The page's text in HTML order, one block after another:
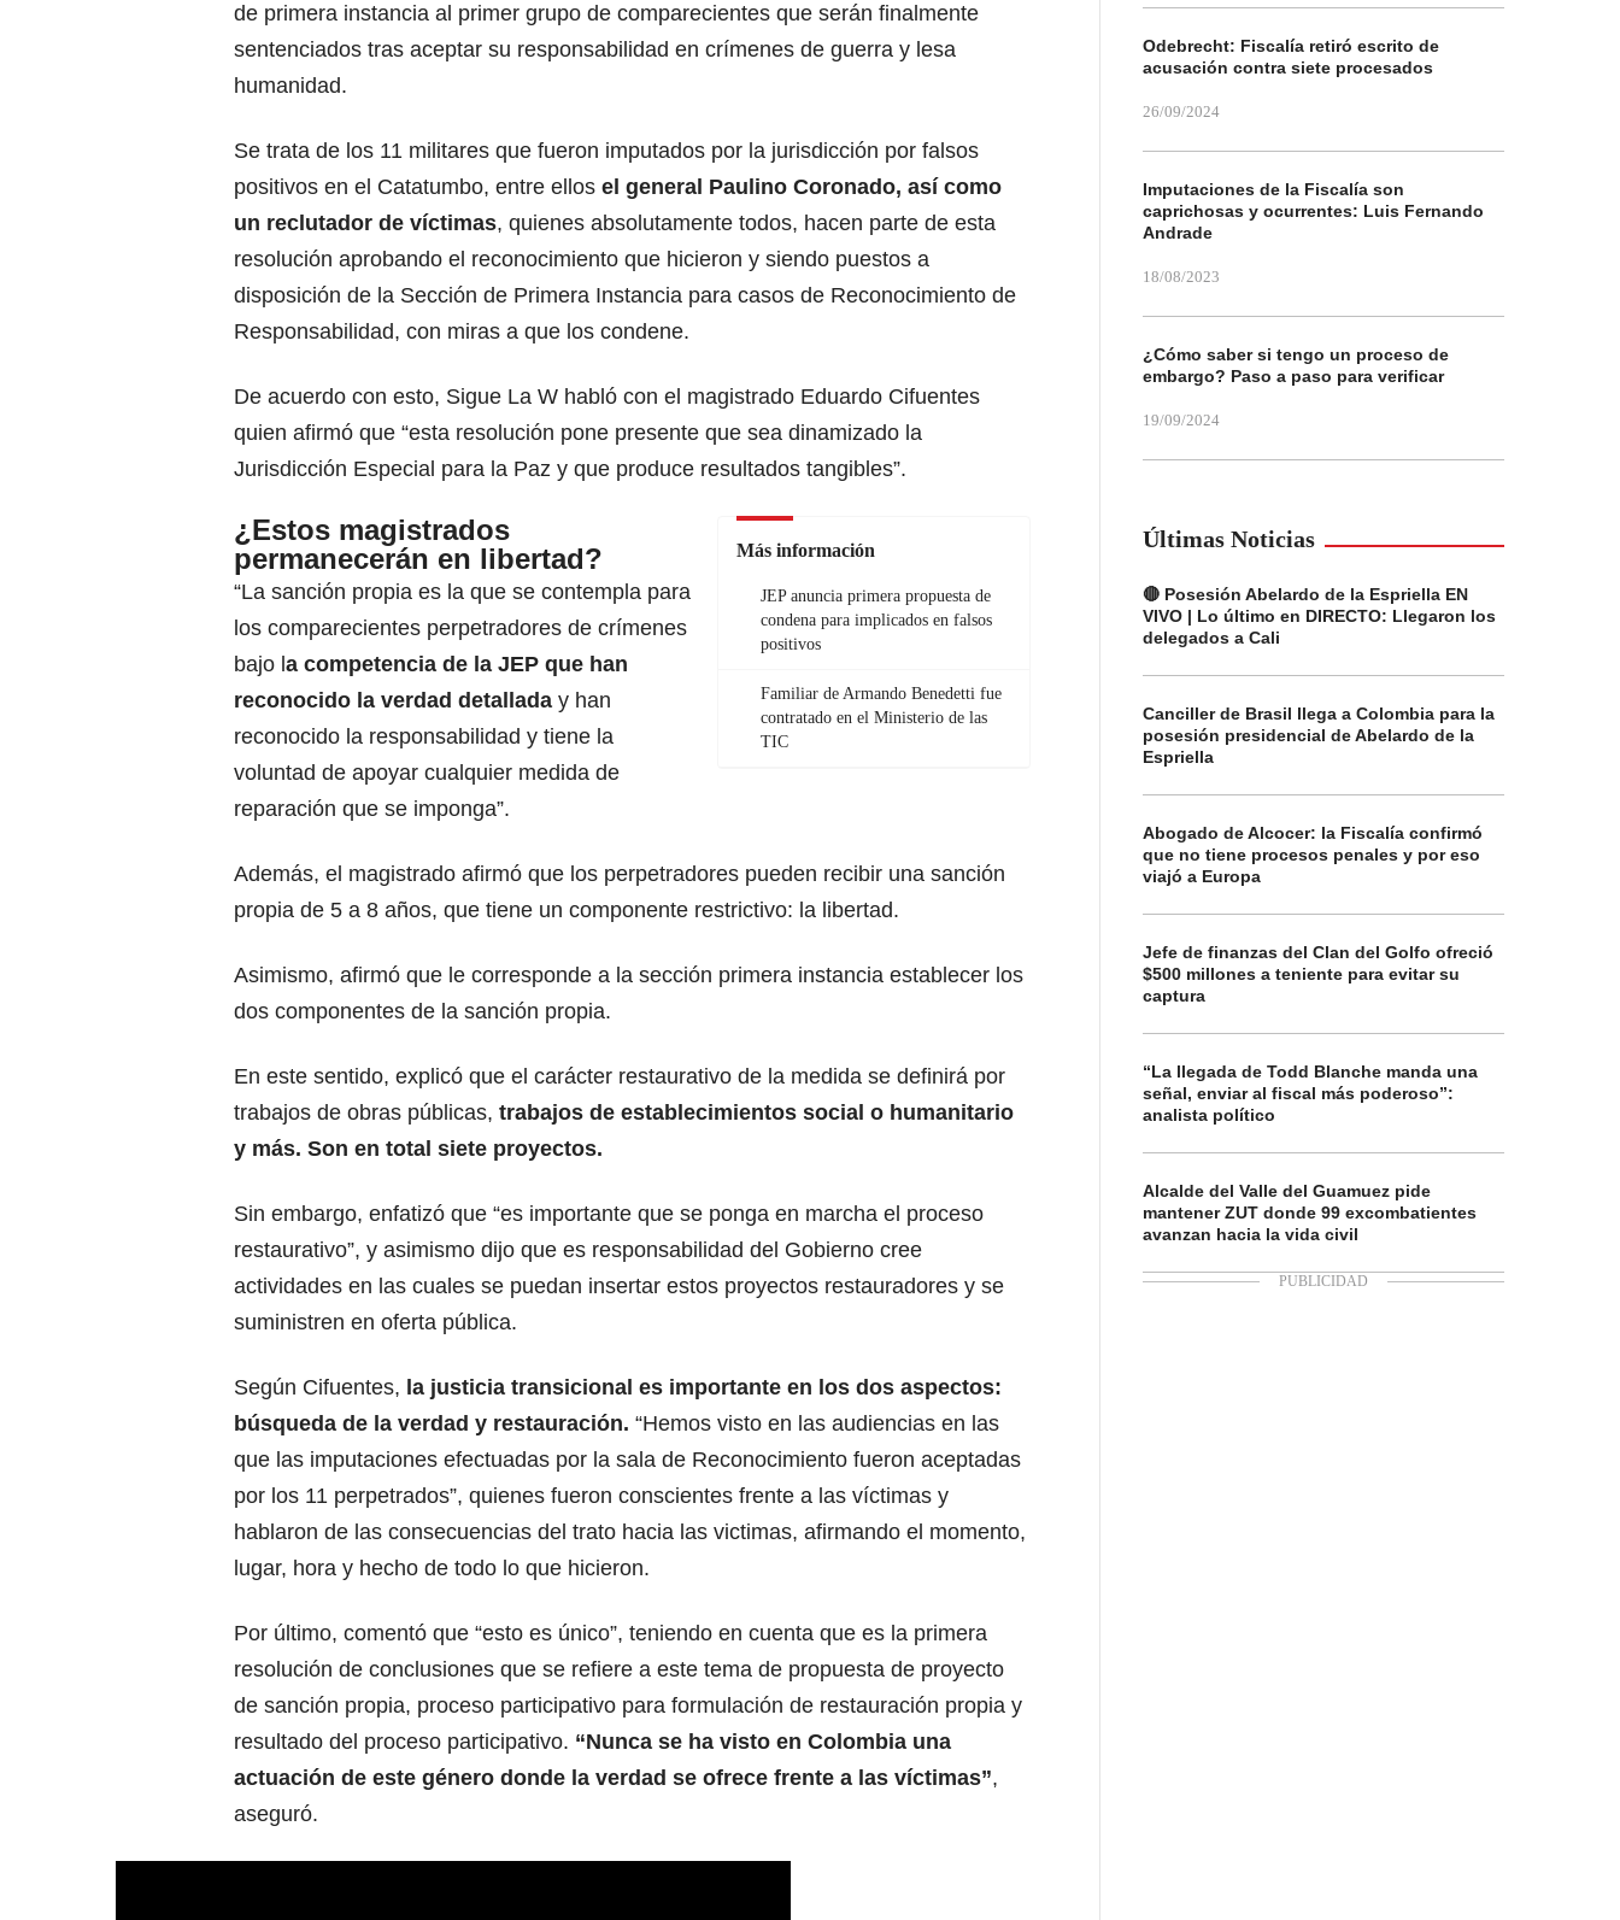
de primera instancia al primer grupo de comparecientes que serán finalmente
sentenciados tras aceptar su responsabilidad en crímenes de guerra y lesa
humanidad.
Se trata de los 11 militares que fueron imputados por la jurisdicción por falsos
positivos en el Catatumbo, entre ellos el general Paulino Coronado, así como
un reclutador de víctimas, quienes absolutamente todos, hacen parte de esta
resolución aprobando el reconocimiento que hicieron y siendo puestos a
disposición de la Sección de Primera Instancia para casos de Reconocimiento de
Responsabilidad, con miras a que los condene.
De acuerdo con esto, Sigue La W habló con el magistrado Eduardo Cifuentes
quien afirmó que “esta resolución pone presente que sea dinamizado la
Jurisdicción Especial para la Paz y que produce resultados tangibles”.
Más información
JEP anuncia primera propuesta de
condena para implicados en falsos
positivos
Familiar de Armando Benedetti fue
contratado en el Ministerio de las
TIC
¿Estos magistrados
permanecerán en libertad?
“La sanción propia es la que se contempla para
los comparecientes perpetradores de crímenes
bajo l a competencia de la JEP que han
reconocido la verdad detallada y han
reconocido la responsabilidad y tiene la
voluntad de apoyar cualquier medida de
reparación que se imponga”.
Además, el magistrado afirmó que los perpetradores pueden recibir una sanción
propia de 5 a 8 años, que tiene un componente restrictivo: la libertad.
Asimismo, afirmó que le corresponde a la sección primera instancia establecer los
dos componentes de la sanción propia.
En este sentido, explicó que el carácter restaurativo de la medida se definirá por
trabajos de obras públicas, trabajos de establecimientos social o humanitario
y más. Son en total siete proyectos.
Sin embargo, enfatizó que “es importante que se ponga en marcha el proceso
restaurativo”, y asimismo dijo que es responsabilidad del Gobierno cree
actividades en las cuales se puedan insertar estos proyectos restauradores y se
suministren en oferta pública.
Según Cifuentes, la justicia transicional es importante en los dos aspectos:
búsqueda de la verdad y restauración. “Hemos visto en las audiencias en las
que las imputaciones efectuadas por la sala de Reconocimiento fueron aceptadas
por los 11 perpetrados”, quienes fueron conscientes frente a las víctimas y
hablaron de las consecuencias del trato hacia las victimas, afirmando el momento,
lugar, hora y hecho de todo lo que hicieron.
Por último, comentó que “esto es único”, teniendo en cuenta que es la primera
resolución de conclusiones que se refiere a este tema de propuesta de proyecto
de sanción propia, proceso participativo para formulación de restauración propia y
resultado del proceso participativo. “Nunca se ha visto en Colombia una
actuación de este género donde la verdad se ofrece frente a las víctimas”,
aseguró.
Odebrecht: Fiscalía retiró escrito de
acusación contra siete procesados
26/09/2024
Imputaciones de la Fiscalía son
caprichosas y ocurrentes: Luis Fernando
Andrade
18/08/2023
¿Cómo saber si tengo un proceso de
embargo? Paso a paso para verificar
19/09/2024
Últimas Noticias
🔴 Posesión Abelardo de la Espriella EN
VIVO | Lo último en DIRECTO: Llegaron los
delegados a Cali
Canciller de Brasil llega a Colombia para la
posesión presidencial de Abelardo de la
Espriella
Abogado de Alcocer: la Fiscalía confirmó
que no tiene procesos penales y por eso
viajó a Europa
Jefe de finanzas del Clan del Golfo ofreció
$500 millones a teniente para evitar su
captura
“La llegada de Todd Blanche manda una
señal, enviar al fiscal más poderoso”:
analista político
Alcalde del Valle del Guamuez pide
mantener ZUT donde 99 excombatientes
avanzan hacia la vida civil